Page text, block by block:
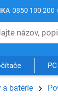
0850 100 200
a batérie